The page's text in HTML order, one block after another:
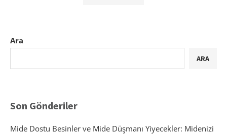
Ara
ARA
Son Gönderiler
Mide Dostu Besinler ve Mide Düşmanı Yiyecekler: Midenizi